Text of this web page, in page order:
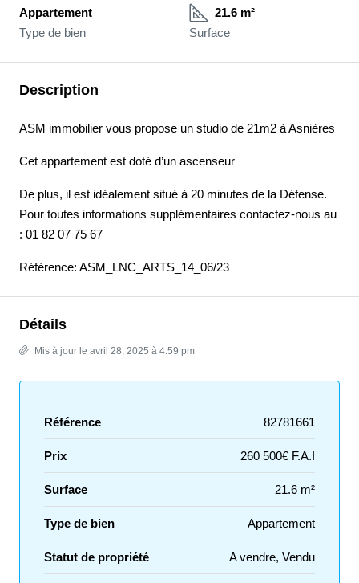
Appartement
Type de bien
21.6 m²
Surface
Description
ASM immobilier vous propose un studio de 21m2 à Asnières
Cet appartement est doté d’un ascenseur
De plus, il est idéalement situé à 20 minutes de la Défense.
Pour toutes informations supplémentaires contactez-nous au
: 01 82 07 75 67
Référence: ASM_LNC_ARTS_14_06/23
Détails
Mis à jour le avril 28, 2025 à 4:59 pm
Référence 82781661
Prix 260 500€ F.A.I
Surface 21.6 m²
Type de bien Appartement
Statut de propriété A vendre, Vendu